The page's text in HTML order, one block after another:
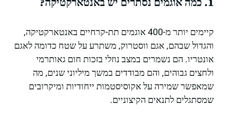
קיימים יותר מ-400 אוגמים תת-קרחיים באנטארקטיקה,
והגדול שבהם, אגם ווסטרוק, משתרע על שטח כדומה לאגם
אונטריו. הם נשמרים במצב נוזלי בזכות חום גאותרמי
ולחצים גבוהים, והם מבודדים במשך מיליוני שנים, מה
שמאפשר שמירה על אקוסיסטמות ייחודיות ומיקרובים
שמסתגלים לתנאים הקיצוניים.